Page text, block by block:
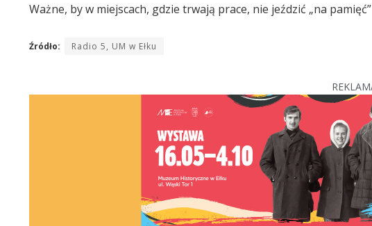
Ważne, by w miejscach, gdzie trwają prace, nie jeździć „na
Źródło: Radio 5, UM w Ełku